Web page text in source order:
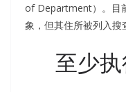
of Department）。目
象，但其住所被列入搜
至少